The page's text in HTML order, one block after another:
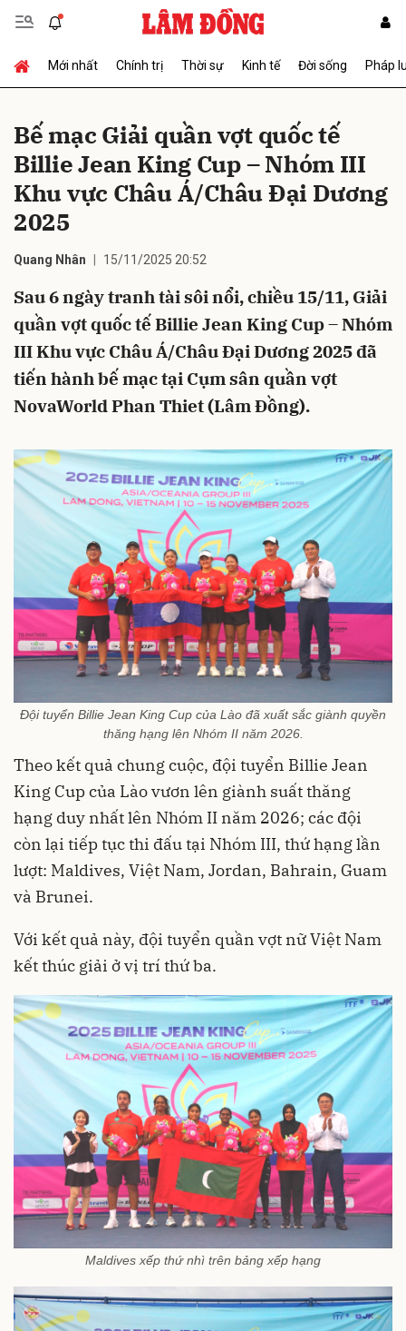
Mới nhất Chính trị Thời sự Kinh tế Đời sống Pháp
Bế mạc Giải quần vợt quốc tế
Billie Jean King Cup – Nhóm III
Khu vực Châu Á/Châu Đại Dương
2025
Quang Nhân 15/11/2025 20:52
Sau 6 ngày tranh tài sôi nổi, chiều 15/11, Giải
quần vợt quốc tế Billie Jean King Cup – Nhóm
III Khu vực Châu Á/Châu Đại Dương 2025 đã
tiến hành bế mạc tại Cụm sân quần vợt
NovaWorld Phan Thiet (Lâm Đồng).
Đội tuyển Billie Jean King Cup của Lào đã xuất sắc giành quyền
thăng hạng lên Nhóm II năm 2026.
Theo kết quả chung cuộc, đội tuyển Billie Jean
King Cup của Lào vươn lên giành suất thăng
hạng duy nhất lên Nhóm II năm 2026; các đội
còn lại tiếp tục thi đấu tại Nhóm III, thứ hạng lần
lượt: Maldives, Việt Nam, Jordan, Bahrain, Guam
và Brunei.
Với kết quả này, đội tuyển quần vợt nữ Việt Nam
kết thúc giải ở vị trí thứ ba.
Maldives xếp thứ nhì trên bảng xếp hạng
Gửi bình luận